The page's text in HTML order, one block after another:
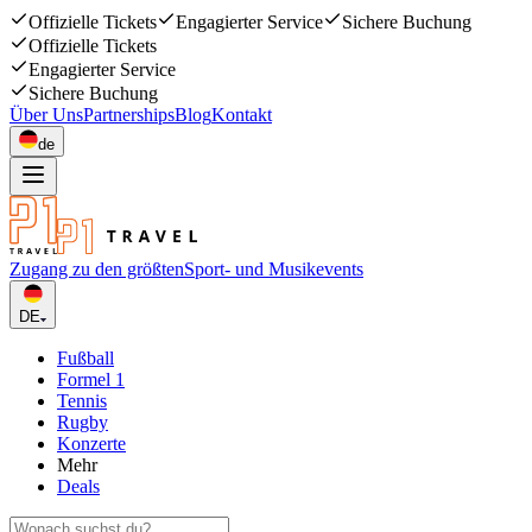
Offizielle Tickets Engagierter Service
Sichere Buchung
Offizielle Tickets
Engagierter Service
Sichere Buchung
Über UnsPartnershipsBlogKontakt
de
Zugang zu den größtenSport- und Musikevents
DE
Fußball
Formel 1
Tennis
Rugby
Konzerte
Mehr
Deals